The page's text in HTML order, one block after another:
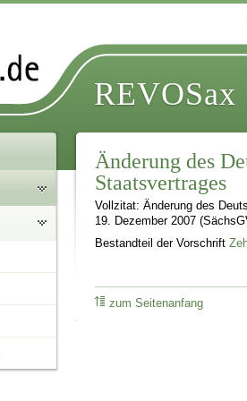
REVOSax
Änderung des
Staatsvertrages
Vollzitat: Änderung des
19. Dezember 2007
Bestandteil der Vorschrift
zum Seitenanfang